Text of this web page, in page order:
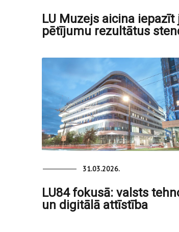
LU Muzejs aicina iepazīt
pētījumu rezultātus
31.03.2026.
LU84 fokusā: valsts
un digitālā attīstība